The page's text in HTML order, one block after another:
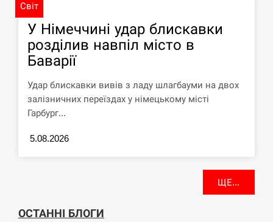
Світ
У Німеччині удар блискавки
розділив навпіл місто в
Баварії
Удар блискавки вивів з ладу шлагбауми на двох
залізничних переїздах у німецькому місті
Гарбург...
5.08.2026
ЩЕ...
ОСТАННІ БЛОГИ